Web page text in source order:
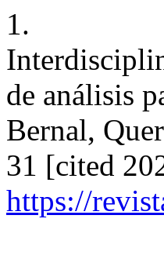
1.
de análisis
Bernal,
31 [cited
https://